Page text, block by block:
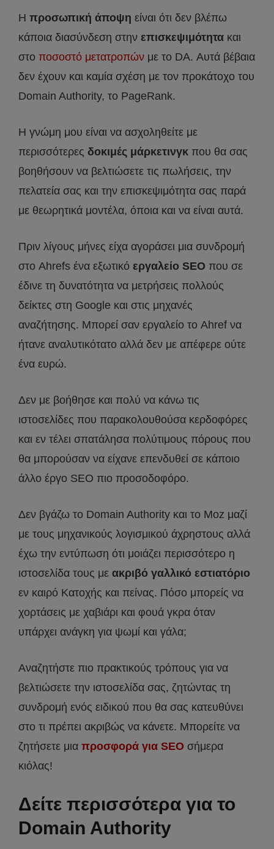
Η προσωπική άποψη είναι ότι δεν βλέπω
κάποια διασύνδεση στην επισκεψιμότητα και
στο ποσοστό μετατροπών με το DA. Αυτά βέβαια
δεν έχουν και καμία σχέση με τον προκάτοχο του
Domain Authority, το PageRank.
Η γνώμη μου είναι να ασχοληθείτε με
περισσότερες δοκιμές μάρκετινγκ που θα σας
βοηθήσουν να βελτιώσετε τις πωλήσεις, την
πελατεία σας και την επισκεψιμότητα σας παρά
με θεωρητικά μοντέλα, όποια και να είναι αυτά.
Πριν λίγους μήνες είχα αγοράσει μια συνδρομή
στο Ahrefs ένα εξωτικό εργαλείο SEO που σε
έδινε τη δυνατότητα να μετρήσεις πολλούς
δείκτες στη Google και στις μηχανές
αναζήτησης. Μπορεί σαν εργαλείο το Ahref να
ήτανε αναλυτικότατο αλλά δεν με απέφερε ούτε
ένα ευρώ.
Δεν με βοήθησε και πολύ να κάνω τις
ιστοσελίδες που παρακολουθούσα κερδοφόρες
και εν τέλει σπατάλησα πολύτιμους πόρους που
θα μπορούσαν να είχανε επενδυθεί σε κάποιο
άλλο έργο SEO πιο προσοδοφόρο.
Δεν βγάζω το Domain Authority και το Moz μαζί
με τους μηχανικούς λογισμικού άχρηστους αλλά
έχω την εντύπωση ότι μοιάζει περισσότερο η
ιστοσελίδα τους με ακριβό γαλλικό εστιατόριο
εν καιρό Κατοχής και πείνας. Πόσο μπορείς να
χορτάσεις με χαβιάρι και φουά γκρα όταν
υπάρχει ανάγκη για ψωμί και γάλα;
Αναζητήστε πιο πρακτικούς τρόπους για να
βελτιώσετε την ιστοσελίδα σας, ζητώντας τη
συνδρομή ενός ειδικού που θα σας κατευθύνει
στο τι πρέπει ακριβώς να κάνετε. Μπορείτε να
ζητήσετε μια προσφορά για SEO σήμερα
κιόλας!
Δείτε περισσότερα για το
Domain Authority